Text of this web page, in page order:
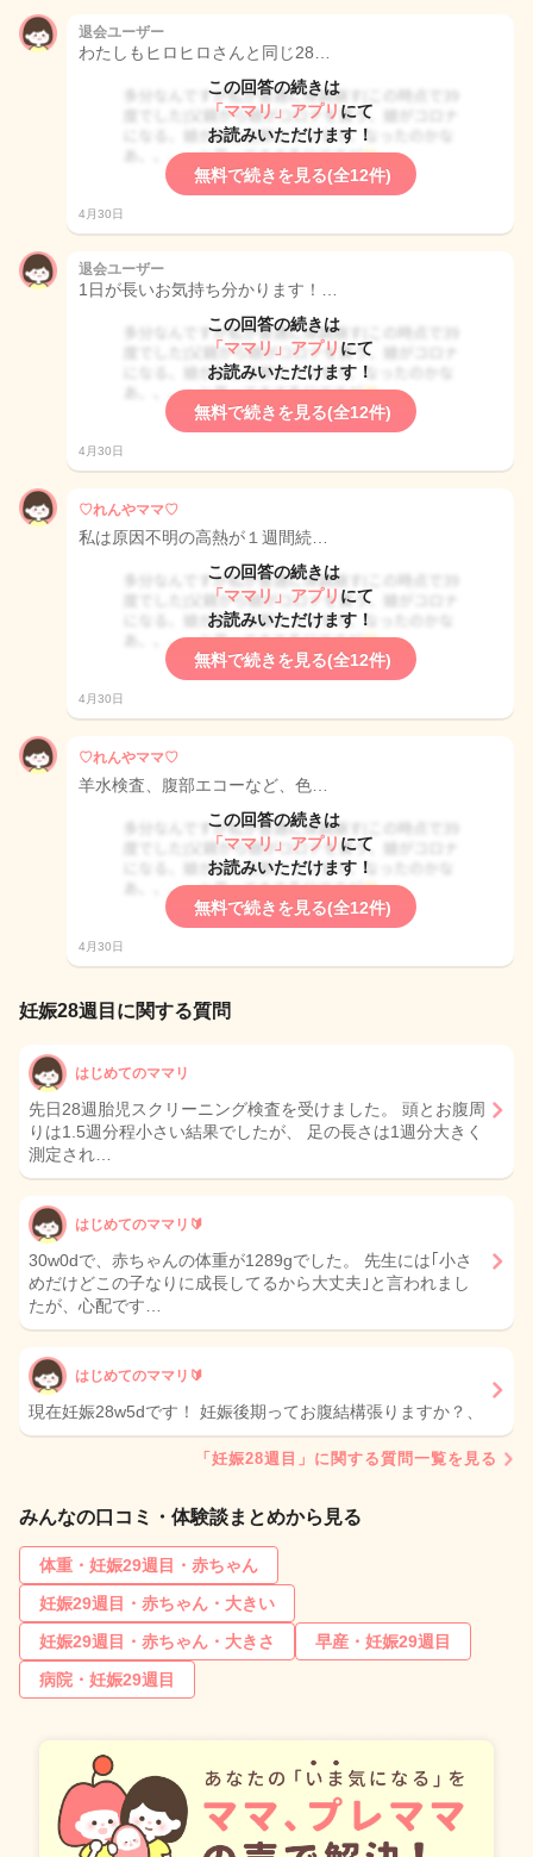
退会ユーザー
わたしもヒロヒロさんと同じ28…
この回答の続きは
「ママリ」アプリ にて
お読みいただけます！
無料で続きを見る(全12件)
4月30日
退会ユーザー
1日が長いお気持ち分かります！…
この回答の続きは
「ママリ」アプリ にて
お読みいただけます！
無料で続きを見る(全12件)
4月30日
♡れんやママ♡
私は原因不明の高熱が１週間続…
この回答の続きは
「ママリ」アプリ にて
お読みいただけます！
無料で続きを見る(全12件)
4月30日
♡れんやママ♡
羊水検査、腹部エコーなど、色…
この回答の続きは
「ママリ」アプリ にて
お読みいただけます！
無料で続きを見る(全12件)
4月30日
妊娠28週目に関する質問
はじめてのママリ
先日28週胎児スクリーニング検査を受けました。 頭とお腹周
りは1.5週分程小さい結果でしたが、 足の長さは1週分大きく
測定され…
はじめてのママリ🔰
30w0dで、赤ちゃんの体重が1289gでした。 先生には｢小さ
めだけどこの子なりに成長してるから大丈夫｣と言われまし
たが、心配です…
はじめてのママリ🔰
現在妊娠28w5dです！ 妊娠後期ってお腹結構張りますか？、
「妊娠28週目」に関する質問一覧を見る
みんなの口コミ・体験談まとめから見る
体重・妊娠29週目・赤ちゃん
妊娠29週目・赤ちゃん・大きい
妊娠29週目・赤ちゃん・大きさ
早産・妊娠29週目
病院・妊娠29週目